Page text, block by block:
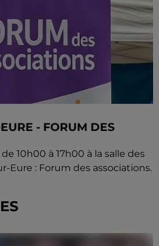
- FORUM DES
10h00 à 17h00 à la salle des
Eure : Forum des associations.